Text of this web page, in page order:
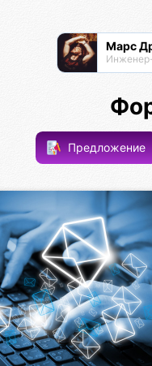
Марс
Предложение